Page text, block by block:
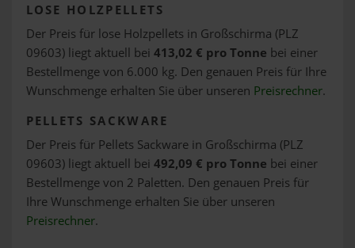
LOSE HOLZPELLETS
Der Preis für lose Holzpellets in Großschirma (PLZ
09603) liegt aktuell bei 413,02 € pro Tonne bei einer
Bestellmenge von 6.000 kg. Den genauen Preis für Ihre
Wunschmenge erhalten Sie über unseren Preisrechner.
PELLETS SACKWARE
Der Preis für Pellets Sackware in Großschirma (PLZ
09603) liegt aktuell bei 492,09 € pro Tonne bei einer
Bestellmenge von 2 Paletten. Den genauen Preis für
Ihre Wunschmenge erhalten Sie über unseren
Preisrechner.